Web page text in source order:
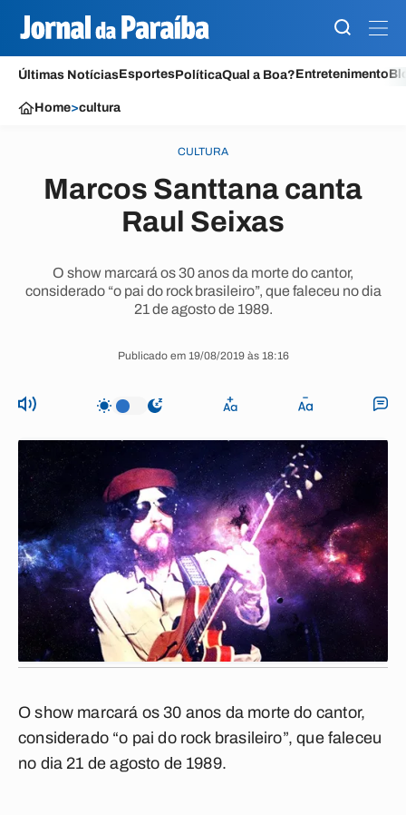
Últimas NotíciasEsportesPolíticaQual a Boa?Entretenimento
Home>cultura
CULTURA
Marcos Santtana canta
Raul Seixas
O show marcará os 30 anos da morte do cantor,
considerado “o pai do rock brasileiro”, que faleceu no dia
21 de agosto de 1989.
Publicado em 19/08/2019 às 18:16
O show marcará os 30 anos da morte do cantor,
considerado “o pai do rock brasileiro”, que faleceu
no dia 21 de agosto de 1989.